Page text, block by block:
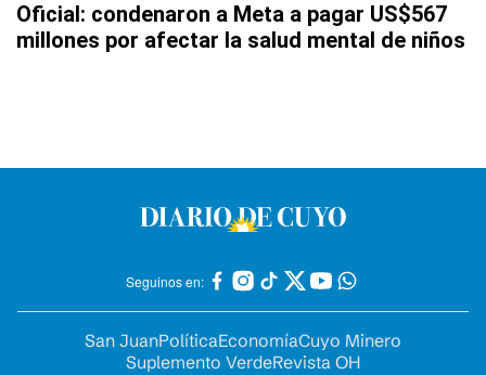
Oficial: condenaron a Meta a pagar US$567
millones por afectar la salud mental de niños
Seguinos en:
San JuanPolíticaEconomíaCuyo Minero
Suplemento VerdeRevista OH